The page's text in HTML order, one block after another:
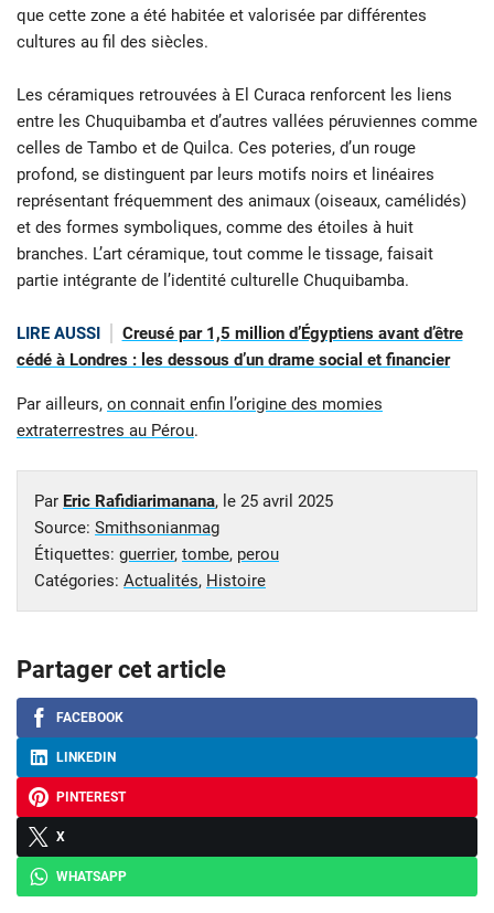
que cette zone a été habitée et valorisée par différentes
cultures au fil des siècles.
Les céramiques retrouvées à El Curaca renforcent les liens
entre les Chuquibamba et d’autres vallées péruviennes comme
celles de Tambo et de Quilca. Ces poteries, d’un rouge
profond, se distinguent par leurs motifs noirs et linéaires
représentant fréquemment des animaux (oiseaux, camélidés)
et des formes symboliques, comme des étoiles à huit
branches. L’art céramique, tout comme le tissage, faisait
partie intégrante de l’identité culturelle Chuquibamba.
LIRE AUSSI
Creusé par 1,5 million d’Égyptiens avant d’être
cédé à Londres : les dessous d’un drame social et financier
Par ailleurs, on connait enfin l’origine des momies
extraterrestres au Pérou.
Par Eric Rafidiarimanana, le 25 avril 2025
Source: Smithsonianmag
Étiquettes: guerrier, tombe, perou
Catégories: Actualités, Histoire
Partager cet article
FACEBOOK
LINKEDIN
PINTEREST
X
WHATSAPP